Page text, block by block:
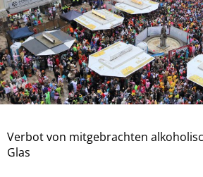
Verbot von mitgebrachten
Glas